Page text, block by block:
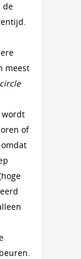
de
meest
wordt
of